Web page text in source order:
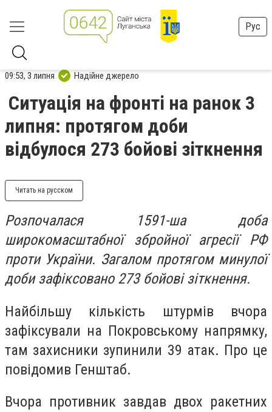
Рус
09:53, 3 липня Надійне джерело
Ситуація на фронті на ранок 3
липня: протягом доби
відбулося 273 бойові зіткнення
Читать на русском
Розпочалася 1591-ша доба
широкомасштабної збройної агресії РФ
проти України. Загалом протягом минулої
доби зафіксовано 273 бойові зіткнення.
Найбільшу кількість штурмів вчора
зафіксували на Покровському напрямку,
там захисники зупинили 39 атак. Про це
повідомив Генштаб.
Вчора противник завдав двох ракетних